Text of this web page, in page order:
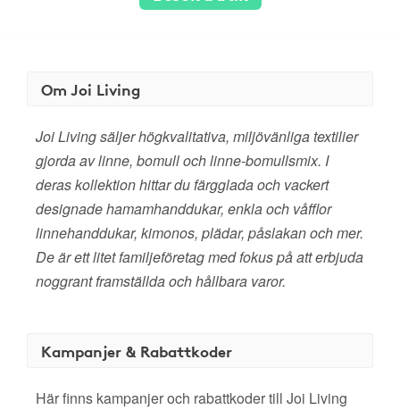
Om Joi Living
Joi Living säljer högkvalitativa, miljövänliga textilier
gjorda av linne, bomull och linne-bomullsmix. I
deras kollektion hittar du färgglada och vackert
designade hamamhanddukar, enkla och våfflor
linnehanddukar, kimonos, plädar, påslakan och mer.
De är ett litet familjeföretag med fokus på att erbjuda
noggrant framställda och hållbara varor.
Kampanjer & Rabattkoder
Här finns kampanjer och rabattkoder till Joi Living